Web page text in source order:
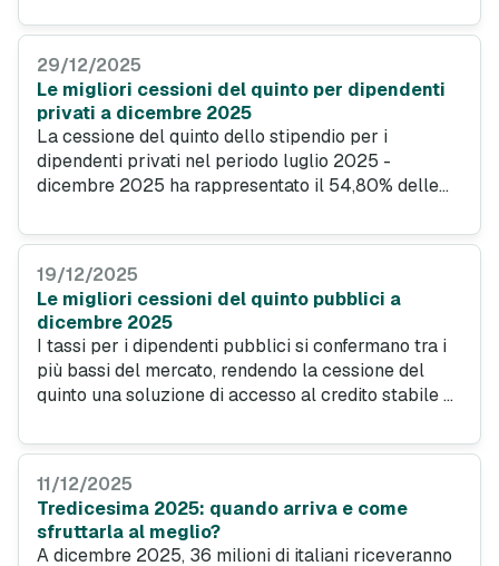
questo caso, detto “doppio quinto”, anche la
29/12/2025
Le migliori cessioni del quinto per dipendenti
privati a dicembre 2025
La cessione del quinto dello stipendio per i
dipendenti privati nel periodo luglio 2025 -
dicembre 2025 ha rappresentato il 54,80% delle
PrestitiOnline.it, segno che lo strumento piace ai
prestito di questo tipo nel mese di dicembre 2025.
19/12/2025
Le migliori cessioni del quinto pubblici a
dicembre 2025
I tassi per i dipendenti pubblici si confermano tra i
più bassi del mercato, rendendo la cessione del
quinto una soluzione di accesso al credito stabile e
consentono di ottenere liquidità elevata con una
11/12/2025
Tredicesima 2025: quando arriva e come
sfruttarla al meglio?
A dicembre 2025, 36 milioni di italiani riceveranno